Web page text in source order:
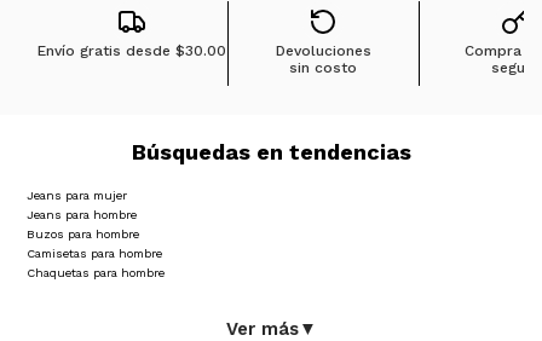
Envío gratis desde$30.00
Devoluciones
sin costo
Compra
segura
Búsquedas en tendencias
Jeans para mujer
Jeans para hombre
Buzos para hombre
Camisetas para hombre
Chaquetas para hombre
Ver más▼